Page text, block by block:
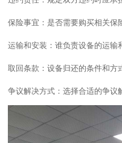
保险事宜：是否需要购买相关保
运输和安装：谁负责设备的运输
取回条款：设备归还的条件和方
争议解决方式：选择合适的争议